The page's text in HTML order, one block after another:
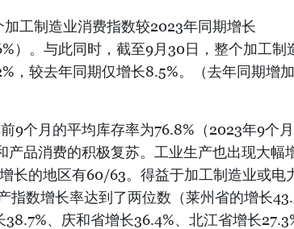
工制造业消费指数较2023年同期增长
）。与此同时，截至9月30日，整个加工制
，较去年同期仅增长8.5%。（去年同期增加
9个月的平均库存率为76.8%（2023年9个
品消费的积极复苏。工业生产也出现大幅
长的地区有60/63。得益于加工制造业或电
指数增长率达到了两位数（莱州省的增长
、庆和省增长36.4%、北江省增长